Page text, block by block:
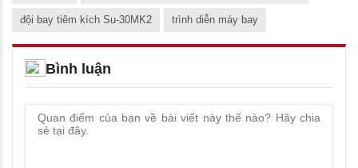
đội bay tiêm kích Su-30MK2 trình diễn máy bay
Bình luận